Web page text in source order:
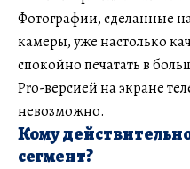
Фотографии, сделанные
камеры, уже настолько
спокойно печатать в
Pro-версией на экране
невозможно.
Кому
сегмент?